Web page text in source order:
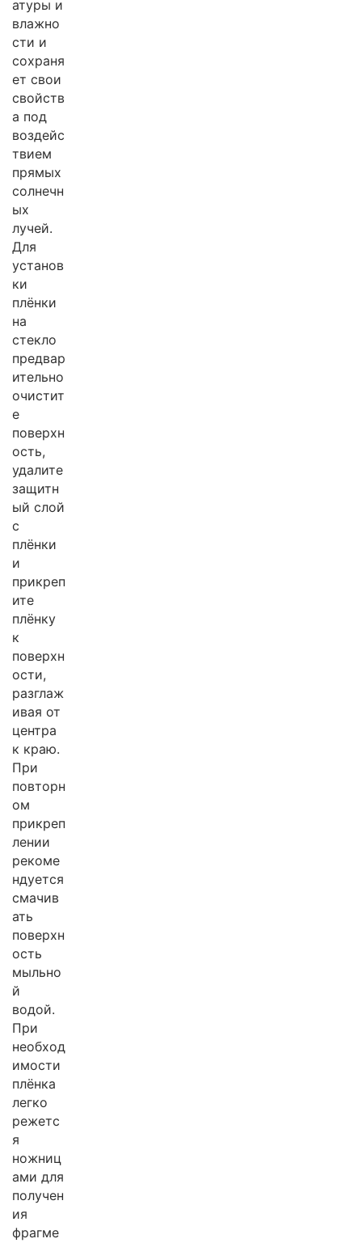
атуры и
влажно
сти и
сохраня
ет свои
свойств
а под
воздейс
твием
прямых
солнечн
ых
лучей.
Для
установ
ки
плёнки
на
стекло
предвар
ительно
очистит
е
поверхн
ость,
удалите
защитн
ый слой
с
плёнки
и
прикреп
ите
плёнку
к
поверхн
ости,
разглаж
ивая от
центра
к краю.
При
повторн
ом
прикреп
лении
рекоме
ндуется
смачив
ать
поверхн
ость
мыльно
й
водой.
При
необход
имости
плёнка
легко
режетс
я
ножниц
ами для
получен
ия
фрагме